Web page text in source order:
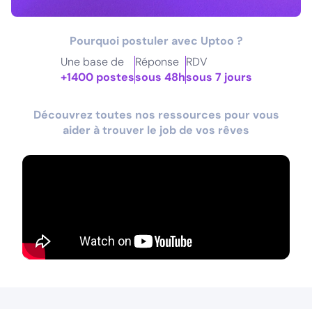
Pourquoi postuler avec Uptoo ?
Une base de
+1400 postes
Réponse
sous 48h
RDV
sous 7 jours
Découvrez toutes nos ressources pour vous
aider à trouver le job de vos rêves